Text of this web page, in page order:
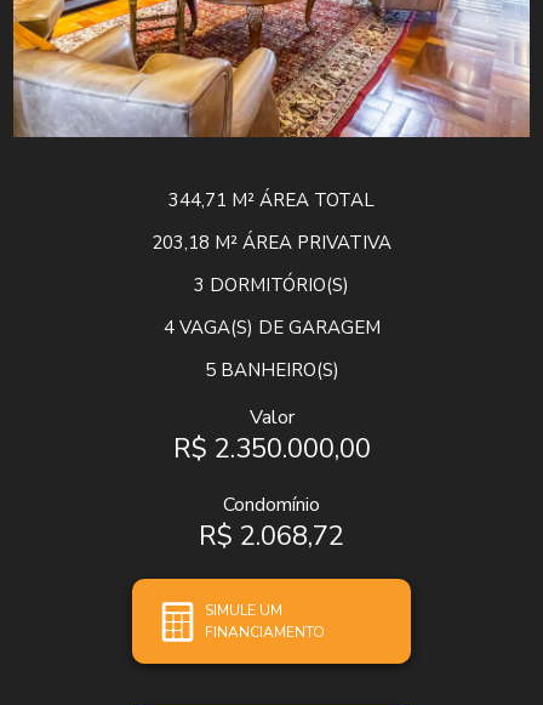
344,71 M² ÁREA TOTAL
203,18 M² ÁREA PRIVATIVA
3 DORMITÓRIO(S)
4VAGA(S) DE GARAGEM
5BANHEIRO(S)
Valor
R$ 2.350.000,00
Condomínio
R$ 2.068,72
SIMULE UM
FINANCIAMENTO